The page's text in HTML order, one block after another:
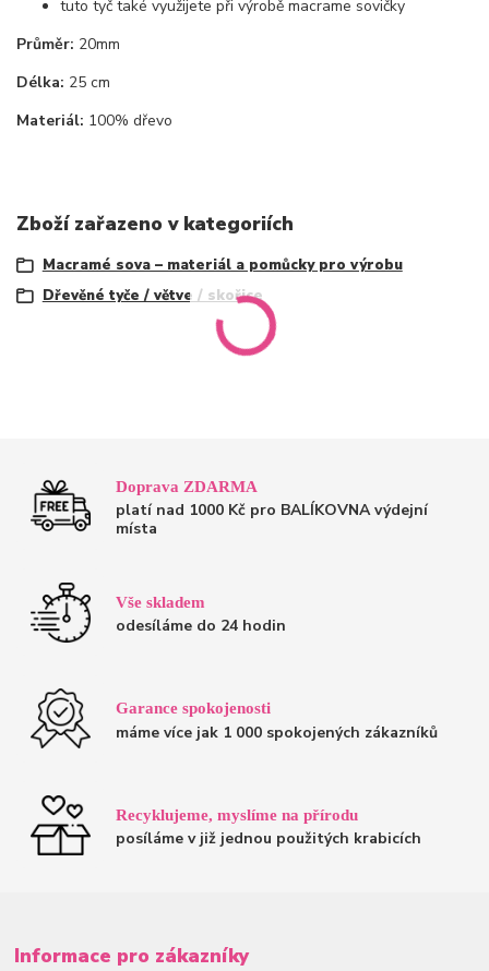
tuto tyč také využijete při výrobě macrame sovičky
Průměr: 20mm
Délka: 25 cm
Materiál: 100% dřevo
Zboží zařazeno v kategoriích
Macramé sova – materiál a pomůcky pro výrobu
Dřevěné tyče / větve / skořice
Doprava ZDARMA
platí nad 1000 Kč pro BALÍKOVNA výdejní
místa
Vše skladem
odesíláme do 24 hodin
Garance spokojenosti
máme více jak 1 000 spokojených zákazníků
Recyklujeme, myslíme na přírodu
posíláme v již jednou použitých krabicích
Informace pro zákazníky